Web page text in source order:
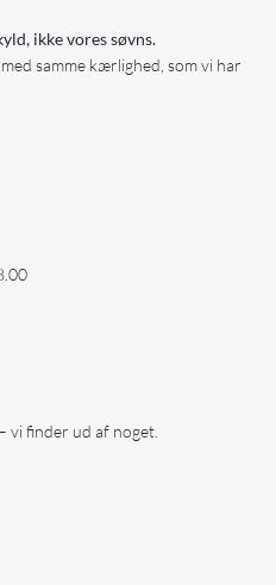
ikke vores søvns.
samme kærlighed, som vi har
vi finder ud af noget.